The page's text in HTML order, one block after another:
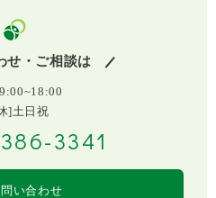
せ・ご相談は
]土日祝
3341
い合わせ